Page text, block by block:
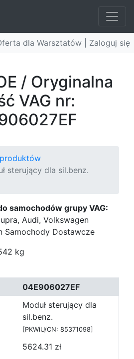
dla Warsztatów | Zaloguj się
/ Oryginalna
VAG nr:
sterujący dla sil.benz.
samochodów grupy VAG:
Audi, Volkswagen
Samochody Dostawcze
kg
04E906027EF
Moduł sterujący dla
sil.benz.
[PKWiU/CN: 85371098]
5624.31 zł